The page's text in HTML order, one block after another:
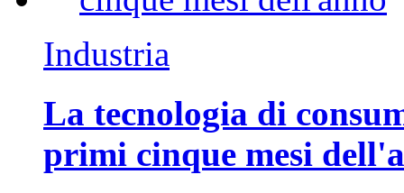
Industria
La tecnologia di
primi cinque mesi